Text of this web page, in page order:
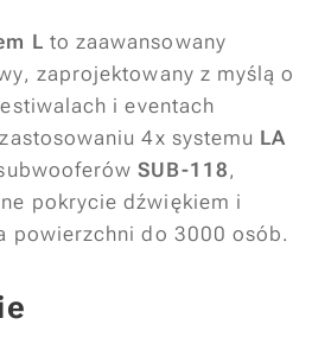
L to zaawansowany
zaprojektowany z myślą o
i eventach
4x systemu LA
SUB-118,
pokrycie dźwiękiem i
powierzchni do 3000 osób.